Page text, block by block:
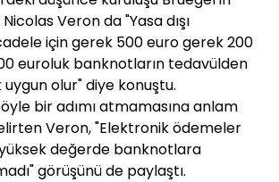
Veron da "Yasa dışı
için gerek 500 euro gerek 200
euroluk banknotların tedavülden
uygun olur" diye konuştu.
bir adımı atmamasına anlam
Veron, "Elektronik ödemeler
değerde banknotlara
görüşünü de paylaştı.